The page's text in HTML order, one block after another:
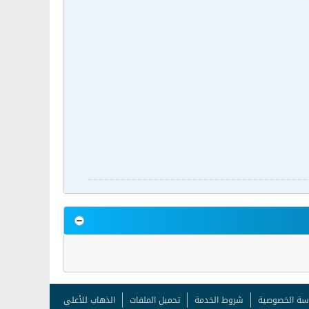
الخصوصية شروط الخدمة تحميل الملفات الذهاب للأعلى